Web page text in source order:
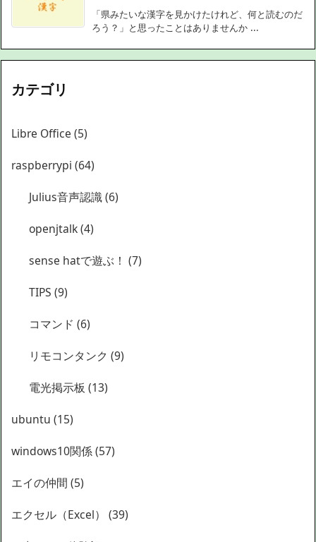
「県みたいな漢字を見かけたけれど、何と読むのだ
ろう？」と思ったことはありませんか ...
カテゴリ
Libre Office (5)
raspberrypi (64)
Julius音声認識(6)
openjtalk(4)
sense hatで遊ぶ！(7)
TIPS(9)
コマンド(6)
リモコンタンク(9)
電光掲示板(13)
ubuntu (15)
windows10関係(57)
エイの仲間 (5)
エクセル（Excel） (39)